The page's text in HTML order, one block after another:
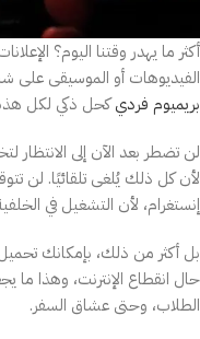
أكثر ما يهدر وقتنا اليوم؟
الفيديوهات أو الموسيقى على
بريميوم فرديكحل ذكي لكل
لأن كل ذلك يُلغى تلقائيًا. لن
إنستغرام، لأن التشغيل في
بل أكثر من ذلك، بإمكانك
حال انقطاع الإنترنت، وهذا ما
الطلاب، وحتى عشاق السفر.